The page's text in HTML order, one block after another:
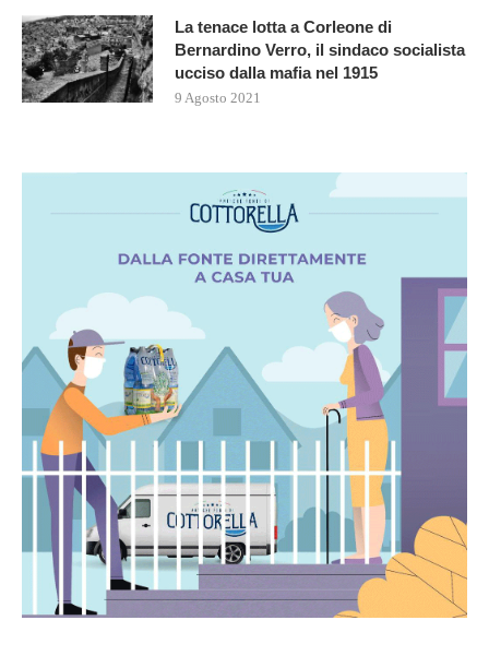
La tenace lotta a Corleone di
Bernardino Verro, il sindaco socialista
ucciso dalla mafia nel 1915
9 Agosto 2021